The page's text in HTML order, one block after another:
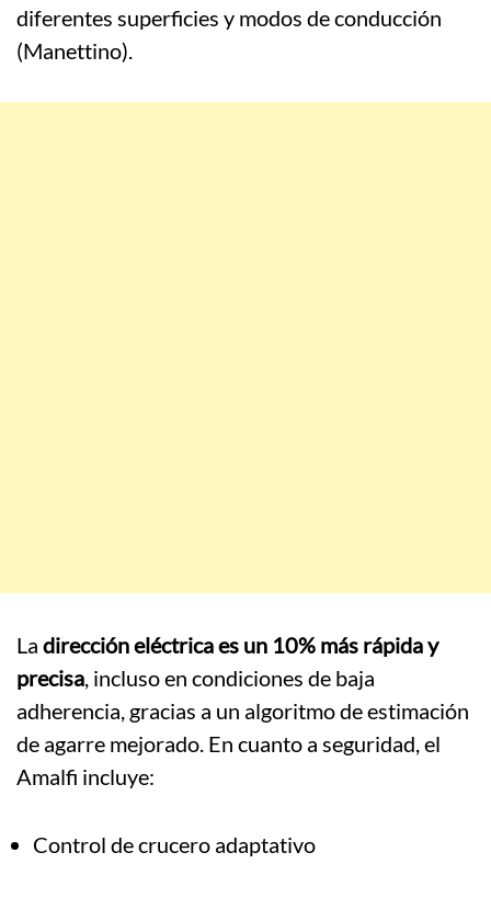
diferentes superficies y modos de conducción
(Manettino).
La dirección eléctrica es un 10% más rápida y
precisa, incluso en condiciones de baja
adherencia, gracias a un algoritmo de estimación
de agarre mejorado. En cuanto a seguridad, el
Amalfi incluye:
Control de crucero adaptativo